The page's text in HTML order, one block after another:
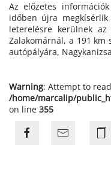
Az előzetes
időben újra
leterelésre kerülnek az
Zalakomárnál, a 191 km
autópályára,
Warning: Attempt to
/home/marcalip/
on line 355